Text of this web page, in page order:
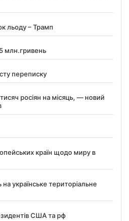
льоду – Трамп
млн.гривень
переписку
росіян на місяць, — новий
країн щодо миру в
українське територіальне
США та рф